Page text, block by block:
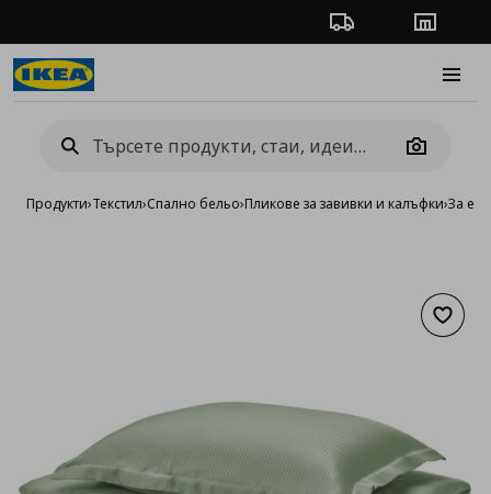
Проследяване на
Camera
Продукти›Текстил›Спално бельо›Пликове за завивки и калъфки›За